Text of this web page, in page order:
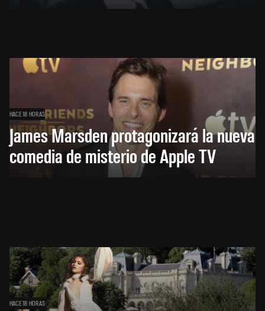
HACE 18 HORAS
James Marsden protagonizará la nueva
comedia de misterio de Apple TV
HACE 18 HORAS